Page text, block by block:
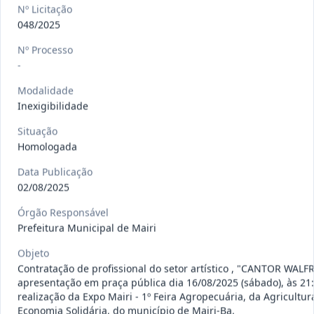
Pregão
Eletrônico
Situação:
013/2026
Pregão
Eletrônico
Situação: Publicada
009/2026
Credenciamento
credenciamento de pessoa
serviços...
Situação: Publicada Data:15/07/2026 Ver detalhes
Nº Licitação
048/2025
Nº Processo
-
Modalidade
Inexigibilidade
Situação
Homologada
Data Publicação
02/08/2025
Órgão Responsável
Prefeitura Municipal de Mairi
Objeto
Contratação de profissional do setor artístico , "CANTOR
apresentação em praça pública dia 16/08/2025 (sábado), às
realização da Expo Mairi - 1º Feira Agropecuária, da
Economia Solidária, do município de Mairi-Ba.